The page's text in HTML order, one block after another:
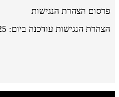
פרסום הצהרת הנגישות
הצהרת הנגישות עודכנה ביום: 09.12.2025